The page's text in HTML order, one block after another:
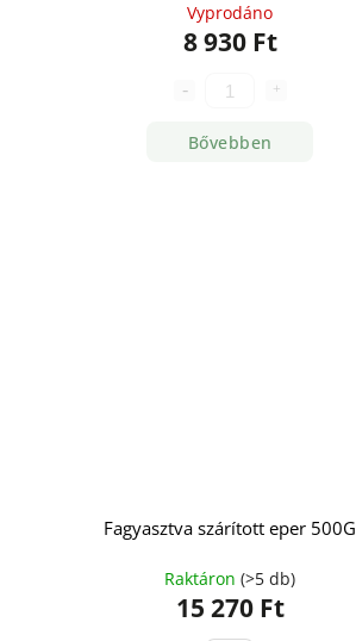
Vyprodáno
8 930 Ft
Bővebben
Fagyasztva szárított eper 500G
Raktáron(>5 db)
15 270 Ft